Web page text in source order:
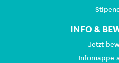
INFO &
Jetzt
Infomappe